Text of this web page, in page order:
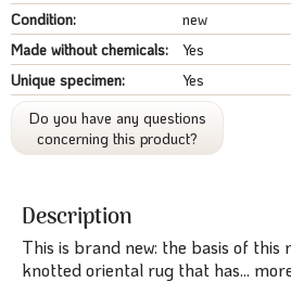
Condition:
new
Made without chemicals:
Yes
Unique specimen:
Yes
Do you have any questions
concerning this product?
Description
This is brand new: the basis of this
knotted oriental rug that has...